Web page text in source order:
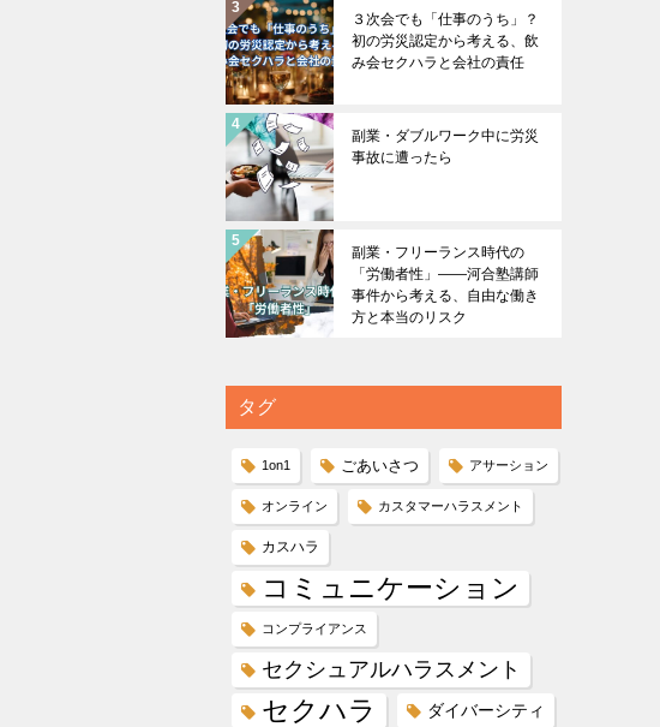
３次会でも「仕事のうち」？
初の労災認定から考える、飲
み会セクハラと会社の責任
副業・ダブルワーク中に労災
事故に遭ったら
副業・フリーランス時代の
「労働者性」――河合塾講師
事件から考える、自由な働き
方と本当のリスク
タグ
1on1 ごあいさつ アサーション
オンライン カスタマーハラスメント
カスハラ
コミュニケーション
コンプライアンス
セクシュアルハラスメント
セクハラ ダイバーシティ